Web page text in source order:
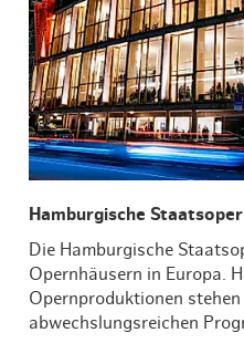
Hamburgische
Die Hamburgische
Opernhäusern in Europa.
Opernproduktionen
abwechslungsreichen